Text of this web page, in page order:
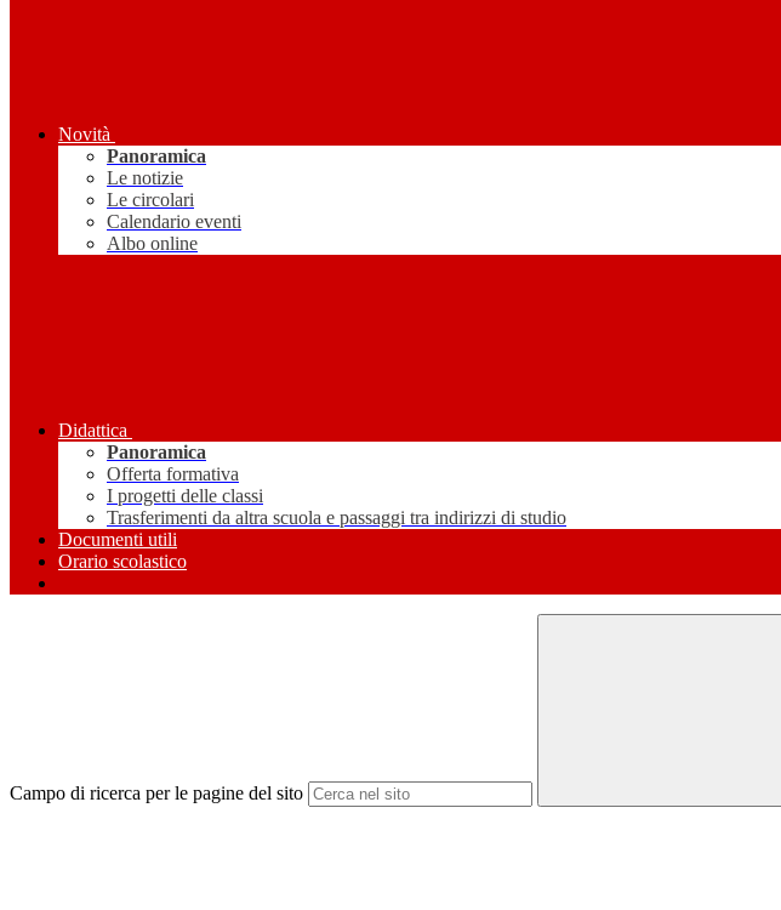
Novità
Panoramica
Le notizie
Le circolari
Calendario eventi
Albo online
Didattica
Panoramica
Offerta formativa
I progetti delle classi
Trasferimenti da altra scuola e passaggi tra indirizzi di studio
Documenti utili
Orario scolastico
Campo di ricerca per le pagine del sito